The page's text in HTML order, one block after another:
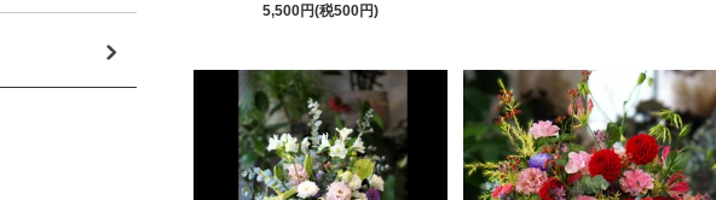
5,500円(税500円)